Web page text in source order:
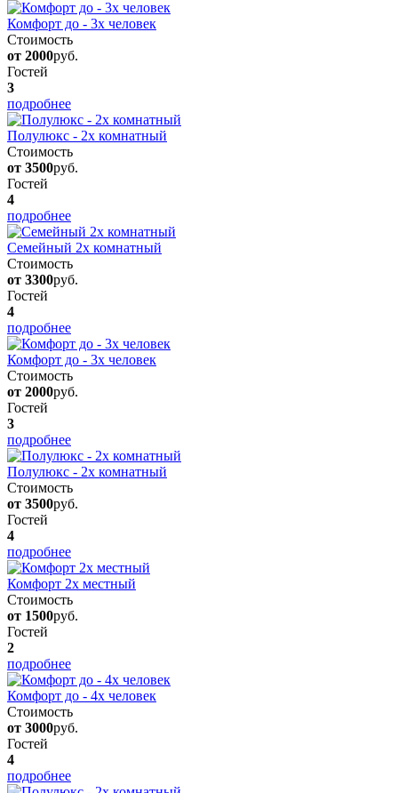
Комфорт до - 3х человек
Стоимость
от 2000руб.
Гостей
3
подробнее
Полулюкс - 2х комнатный
Стоимость
от 3500руб.
Гостей
4
подробнее
Семейный 2х комнатный
Стоимость
от 3300руб.
Гостей
4
подробнее
Комфорт до - 3х человек
Стоимость
от 2000руб.
Гостей
3
подробнее
Полулюкс - 2х комнатный
Стоимость
от 3500руб.
Гостей
4
подробнее
Комфорт 2х местный
Стоимость
от 1500руб.
Гостей
2
подробнее
Комфорт до - 4х человек
Стоимость
от 3000руб.
Гостей
4
подробнее